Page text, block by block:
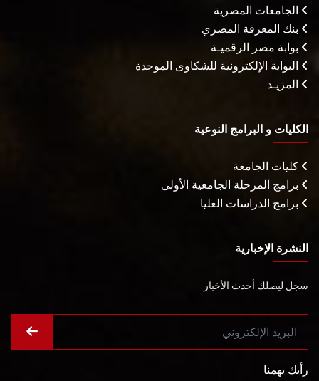
الجامعات المصرية
بنك المعرفة المصري
بوابة مصر الرقميـة
البوابة الإلكترونية للشكاوى الموحدة
المزيـد . . .
الكليات و البرامج النوعية
كليات الجامعة
برامج المرحلة الجامعية الأولى
برامج الدراسات العليا
النشرة الإخبارية
سجل ليصلك أحدث الأخبار
رأيك يهمنا